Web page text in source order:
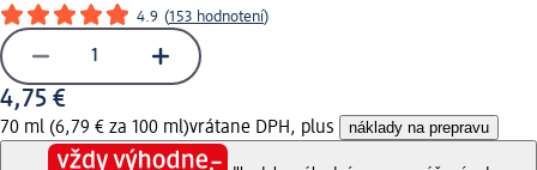
4.9 (153 hodnotení)
4,75 €
70 ml (6,79 € za 100 ml)vrátane DPH, plus náklady na prepravu